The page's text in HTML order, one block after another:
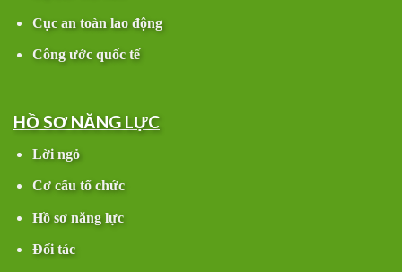
Cục an toàn lao động
Công ước quốc tế
HỒ SƠ NĂNG LỰC
Lời ngỏ
Cơ cấu tổ chức
Hồ sơ năng lực
Đối tác